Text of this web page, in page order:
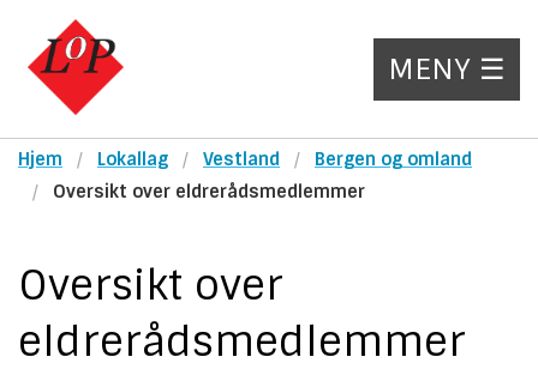
MENY ☰
Hjem Lokallag Vestland
Bergen og omland
Oversikt over eldrerådsmedlemmer
Oversikt over
eldrerådsmedlemmer